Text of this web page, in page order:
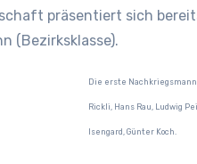
präsentiert sich
(Bezirksklasse).
Die erste
Rickli, Hans Rau, Ludwig
Isengard, Günter Koch.